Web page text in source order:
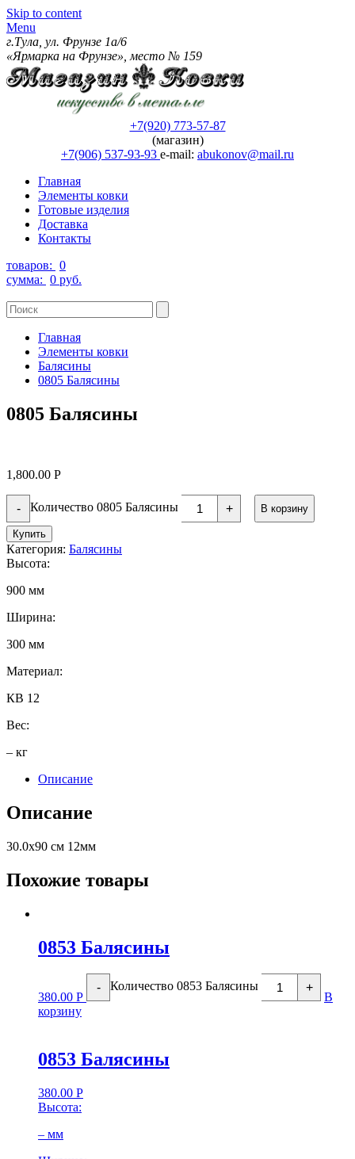
Skip to content
Menu
г.Тула, ул. Фрунзе 1а/6
«Ярмарка на Фрунзе», место № 159
+7(920) 773-57-87
(магазин)
+7(906) 537-93-93 e-mail: abukonov@mail.ru
Главная
Элементы ковки
Готовые изделия
Доставка
Контакты
товаров: 0
сумма: 0 руб.
Главная
Элементы ковки
Балясины
0805 Балясины
0805 Балясины
1,800.00 Р
- Количество 0805 Балясины + В корзину
Купить
Категория: Балясины
Высота:
900 мм
Ширина:
300 мм
Материал:
КВ 12
Вес:
– кг
Описание
Описание
30.0х90 см 12мм
Похожие товары
0853 Балясины
380.00 Р
- Количество 0853 Балясины +
В
корзину
0853 Балясины
380.00 Р
Высота:
– мм